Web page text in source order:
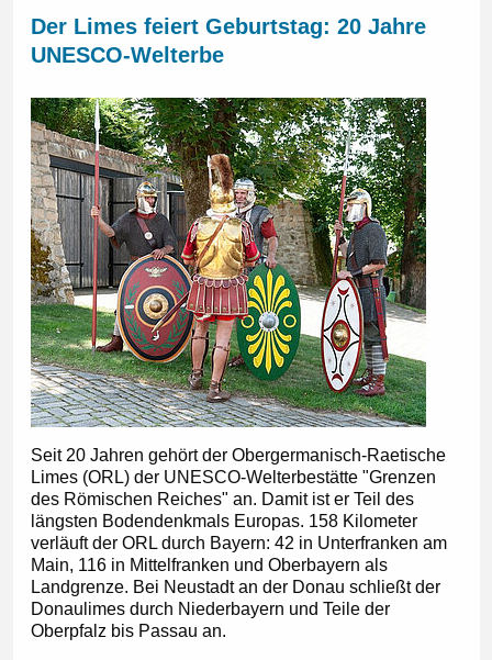
Der Limes feiert Geburtstag: 20 Jahre
UNESCO-Welterbe
Seit 20 Jahren gehört der Obergermanisch-Raetische
Limes (ORL) der UNESCO-Welterbestätte "Grenzen
des Römischen Reiches" an. Damit ist er Teil des
längsten Bodendenkmals Europas. 158 Kilometer
verläuft der ORL durch Bayern: 42 in Unterfranken am
Main, 116 in Mittelfranken und Oberbayern als
Landgrenze. Bei Neustadt an der Donau schließt der
Donaulimes durch Niederbayern und Teile der
Oberpfalz bis Passau an.